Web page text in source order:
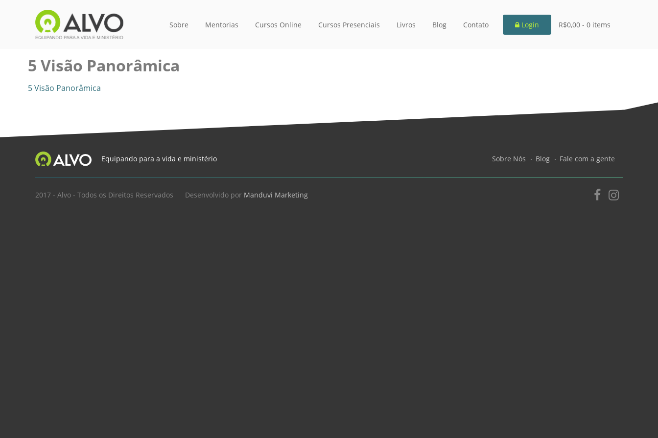
Sobre Mentorias Cursos Online Cursos Presenciais Livros Blog Contato Login R$0,00 - 0 items
5 Visão Panorâmica
5 Visão Panorâmica
Equipando para a vida e ministério Sobre Nós Blog Fale com a gente
2017 - Alvo - Todos os Direitos Reservados Desenvolvido por Manduvi Marketing